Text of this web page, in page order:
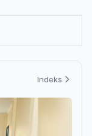
Indeks